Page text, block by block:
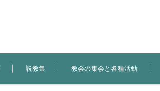
説教集 教会の集会と各種活動